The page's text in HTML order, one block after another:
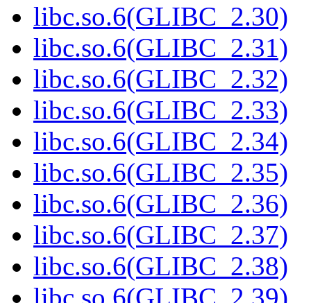
libc.so.6(GLIBC_2.30)
libc.so.6(GLIBC_2.31)
libc.so.6(GLIBC_2.32)
libc.so.6(GLIBC_2.33)
libc.so.6(GLIBC_2.34)
libc.so.6(GLIBC_2.35)
libc.so.6(GLIBC_2.36)
libc.so.6(GLIBC_2.37)
libc.so.6(GLIBC_2.38)